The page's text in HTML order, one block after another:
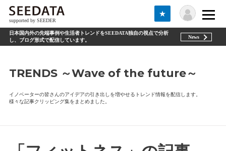
supported by SEEDER
★
日本国内外の先端事例や生活者トレンドをSEEDATA独自の視点で分析
し、ブログ形式で配信しています。
News
TRENDS ～Wave of the future～
イノベーターの皆さんのアイデアの引き出しを増やせるトレンド情報を配信します。
様々な記事クリッピング集をまとめました。